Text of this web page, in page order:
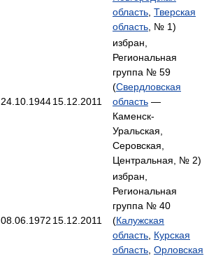
область Тверская
область , № 1)
24.10.194415.12.2011
избран,
Региональная
группа № 59
(Свердловская
область —
Каменск-
Уральская,
Серовская,
Центральная, № 2)
08.06.1972 15.12.2011
избран,
Региональная
группа № 40
(Калужская
область Курская
область Орловская